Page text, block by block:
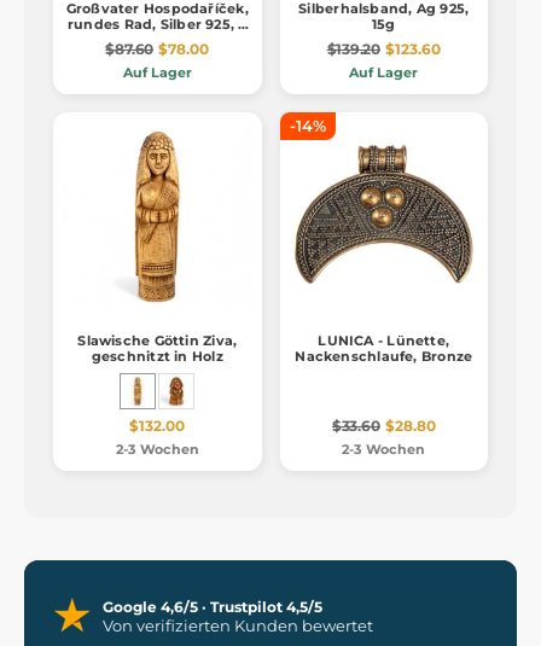
Großvater Hospodaříček,
rundes Rad, Silber 925, 9
g
$87.60 $78.00
Auf Lager
Silberhalsband, Ag 925,
15g
$139.20 $123.60
Auf Lager
Slawische Göttin Ziva,
geschnitzt in Holz
$132.00
2-3 Wochen
-14%
LUNICA - Lünette,
Nackenschlaufe, Bronze
$33.60 $28.80
2-3 Wochen
Google 4,6/5 · Trustpilot 4,5/5
Von verifizierten Kunden bewertet